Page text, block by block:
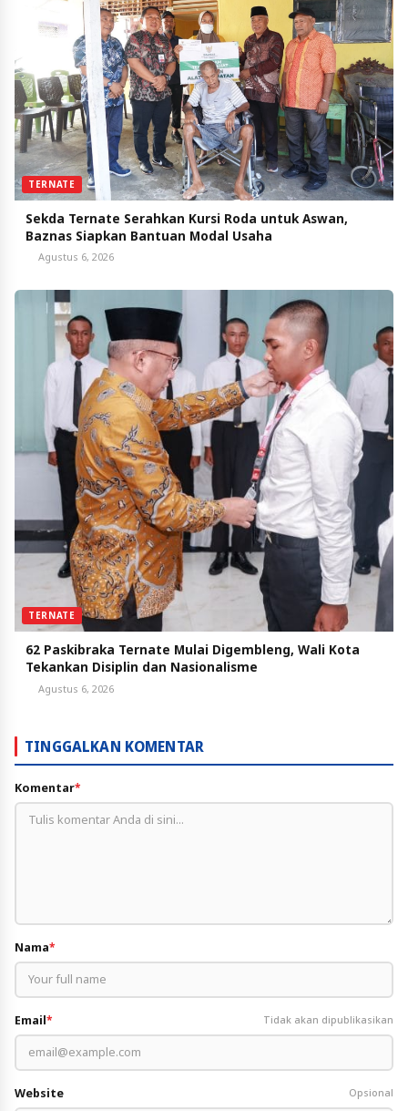
TERNATE
Sekda Ternate Serahkan Kursi Roda untuk Aswan,
Baznas Siapkan Bantuan Modal Usaha
Agustus 6, 2026
TERNATE
62 Paskibraka Ternate Mulai Digembleng, Wali Kota
Tekankan Disiplin dan Nasionalisme
Agustus 6, 2026
TINGGALKAN KOMENTAR
Komentar*
Nama*
Email* Tidak akan dipublikasikan
Website Opsional